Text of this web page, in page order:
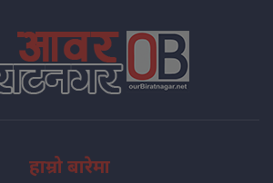
हाम्रो बारेमा